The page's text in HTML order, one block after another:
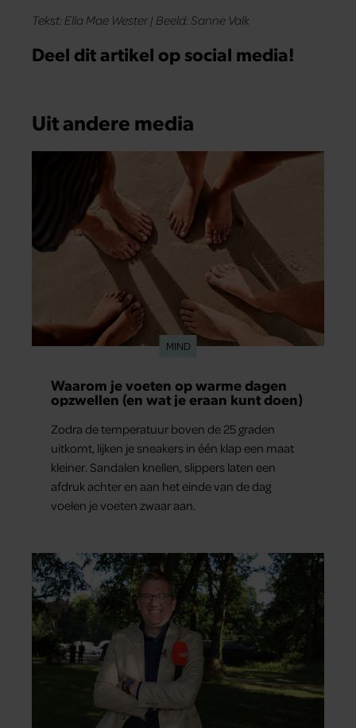
Tekst: Ella Mae Wester | Beeld: Sanne Valk
Deel dit artikel op social media!
Uit andere media
MIND
Waarom je voeten op warme dagen
opzwellen (en wat je eraan kunt doen)
Zodra de temperatuur boven de 25 graden
uitkomt, lijken je sneakers in één klap een maat
kleiner. Sandalen knellen, slippers laten een
afdruk achter en aan het einde van de dag
voelen je voeten zwaar aan.